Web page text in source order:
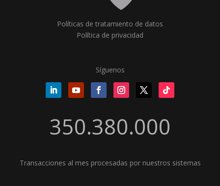
Políticas de tratamiento de datos
Política de privacidad
Síguenos
350.380.000
Transacciones al mes procesadas por nuestros sistemas